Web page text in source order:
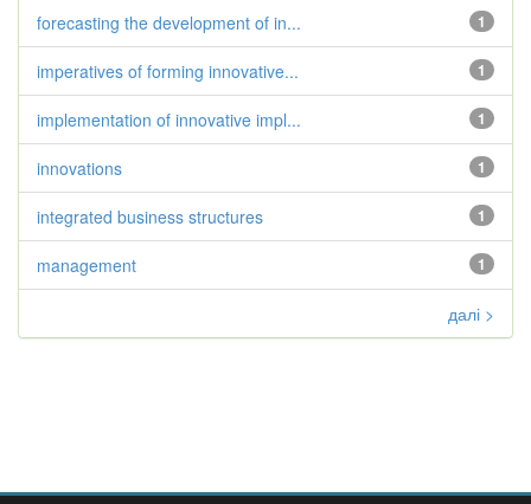
1
forecasting the development of in...
1
imperatives of forming innovative...
1
implementation of innovative impl...
1
innovations
1
integrated business structures
1
management
далі >